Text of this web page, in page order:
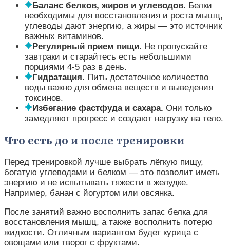
Баланс белков, жиров и углеводов. Белки
необходимы для восстановления и роста мышц,
углеводы дают энергию, а жиры — это источник
важных витаминов.
Регулярный прием пищи. Не пропускайте
завтраки и старайтесь есть небольшими
порциями 4-5 раз в день.
Гидратация. Пить достаточное количество
воды важно для обмена веществ и выведения
токсинов.
Избегание фастфуда и сахара. Они только
замедляют прогресс и создают нагрузку на тело.
Что есть до и после тренировки
Перед тренировкой лучше выбрать лёгкую пищу,
богатую углеводами и белком — это позволит иметь
энергию и не испытывать тяжести в желудке.
Например, банан с йогуртом или овсянка.
После занятий важно восполнить запас белка для
восстановления мышц, а также восполнить потерю
жидкости. Отличным вариантом будет курица с
овощами или творог с фруктами.